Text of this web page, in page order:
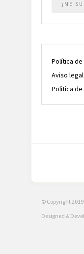
Política
Aviso legal
Politica
© Copyright 2019
Designed &